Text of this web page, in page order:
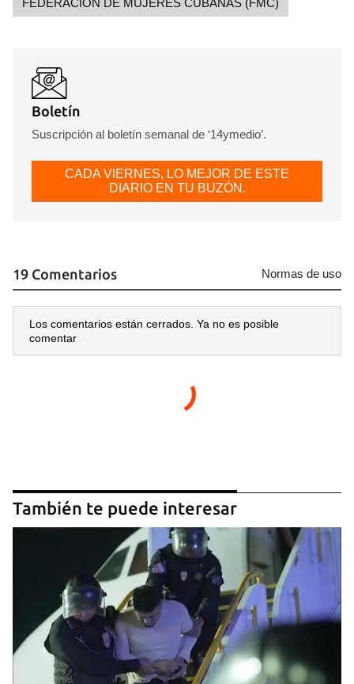
FEDERACIÓN DE MUJERES CUBANAS (FMC)
Boletín
Suscripción al boletín semanal de ‘14ymedio’.
CADA VIERNES, LO MEJOR DE ESTE
DIARIO EN TU BUZÓN.
19 Comentarios Normas de uso
Los comentarios están cerrados. Ya no es posible
comentar
También te puede interesar